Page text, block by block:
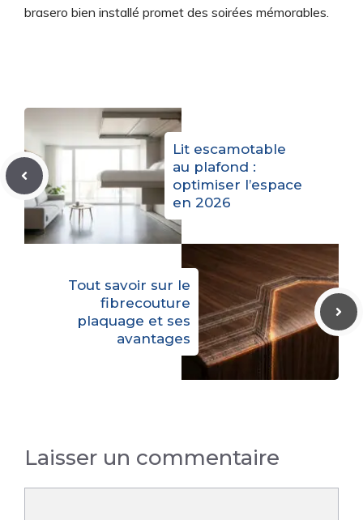
brasero bien installé promet des soirées mémorables.
Lit escamotable
au plafond :
optimiser l’espace
en 2026
Tout savoir sur le
fibrecouture
plaquage et ses
avantages
Laisser un commentaire